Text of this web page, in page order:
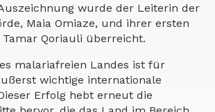
wurde der Leiterin der
Maia Omiaze, und ihrer ersten
Qoriauli überreicht.
malariafreien Landes ist für
wichtige internationale
Erfolg hebt erneut die